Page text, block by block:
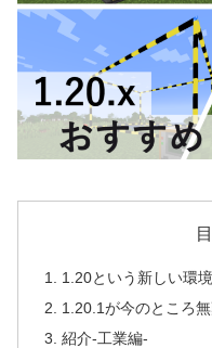
1.20という新しい環
1.20.1が今のところ
紹介-工業編-